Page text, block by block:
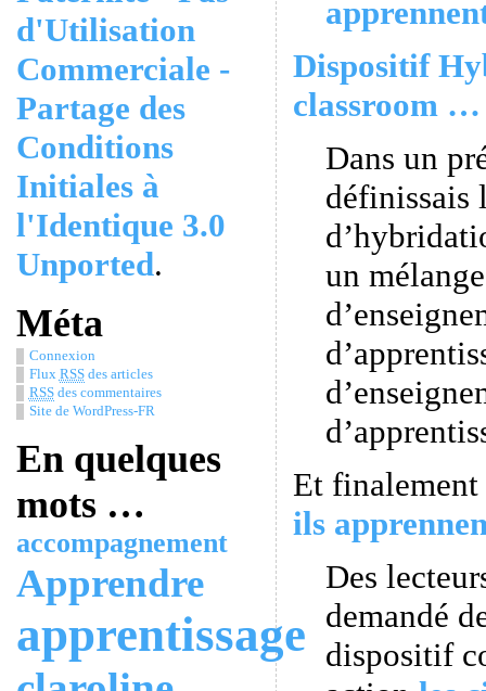
d'Utilisation
Commerciale -
Partage des
Conditions
Initiales à
l'Identique 3.0
Unported.
Méta
Connexion
Flux RSSdes articles
RSSdes commentaires
Site de WordPress-FR
En quelques
mots …
accompagnement
Apprendre
apprentissage
Dispositif
classroom …
Dans un
définissais
un
Et
ils
Des
demandé
dispositif